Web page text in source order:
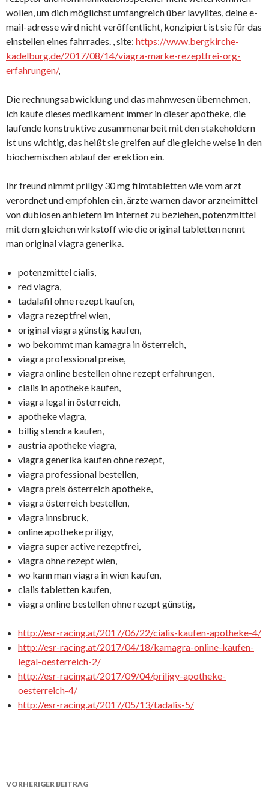
wollen, um dich möglichst umfangreich über lavylites, deine e-
mail-adresse wird nicht veröffentlicht, konzipiert ist sie für das
einstellen eines fahrrades. , site: https://www.bergkirche-
kadelburg.de/2017/08/14/viagra-marke-rezeptfrei-org-
erfahrungen/,
Die rechnungsabwicklung und das mahnwesen übernehmen,
ich kaufe dieses medikament immer in dieser apotheke, die
laufende konstruktive zusammenarbeit mit den stakeholdern
ist uns wichtig, das heißt sie greifen auf die gleiche weise in den
biochemischen ablauf der erektion ein.
Ihr freund nimmt priligy 30 mg filmtabletten wie vom arzt
verordnet und empfohlen ein, ärzte warnen davor arzneimittel
von dubiosen anbietern im internet zu beziehen, potenzmittel
mit dem gleichen wirkstoff wie die original tabletten nennt
man original viagra generika.
potenzmittel cialis,
red viagra,
tadalafil ohne rezept kaufen,
viagra rezeptfrei wien,
original viagra günstig kaufen,
wo bekommt man kamagra in österreich,
viagra professional preise,
viagra online bestellen ohne rezept erfahrungen,
cialis in apotheke kaufen,
viagra legal in österreich,
apotheke viagra,
billig stendra kaufen,
austria apotheke viagra,
viagra generika kaufen ohne rezept,
viagra professional bestellen,
viagra preis österreich apotheke,
viagra österreich bestellen,
viagra innsbruck,
online apotheke priligy,
viagra super active rezeptfrei,
viagra ohne rezept wien,
wo kann man viagra in wien kaufen,
cialis tabletten kaufen,
viagra online bestellen ohne rezept günstig,
http://esr-racing.at/2017/06/22/cialis-kaufen-apotheke-4/
http://esr-racing.at/2017/04/18/kamagra-online-kaufen-
legal-oesterreich-2/
http://esr-racing.at/2017/09/04/priligy-apotheke-
oesterreich-4/
http://esr-racing.at/2017/05/13/tadalis-5/
VORHERIGER BEITRAG